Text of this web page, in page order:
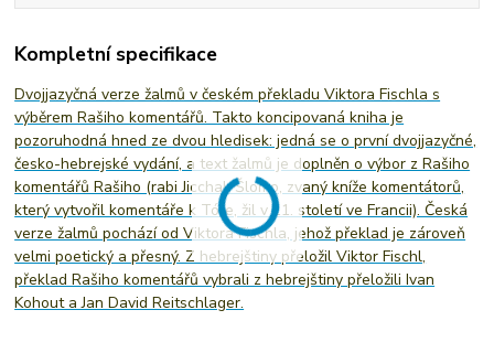
Kompletní specifikace
Dvojjazyčná verze žalmů v českém překladu Viktora Fischla s
výběrem Rašiho komentářů. Takto koncipovaná kniha je
pozoruhodná hned ze dvou hledisek: jedná se o první dvojjazyčné,
česko-hebrejské vydání, a text žalmů je doplněn o výbor z Rašiho
komentářů Rašiho (rabi Jicchak Šlomo, zvaný kníže komentátorů,
který vytvořil komentáře k Tóře, žil v 11. století ve Francii). Česká
verze žalmů pochází od Viktora Fischla, jehož překlad je zároveň
velmi poetický a přesný. Z hebrejštiny přeložil Viktor Fischl,
překlad Rašiho komentářů vybrali z hebrejštiny přeložili Ivan
Kohout a Jan David Reitschlager.